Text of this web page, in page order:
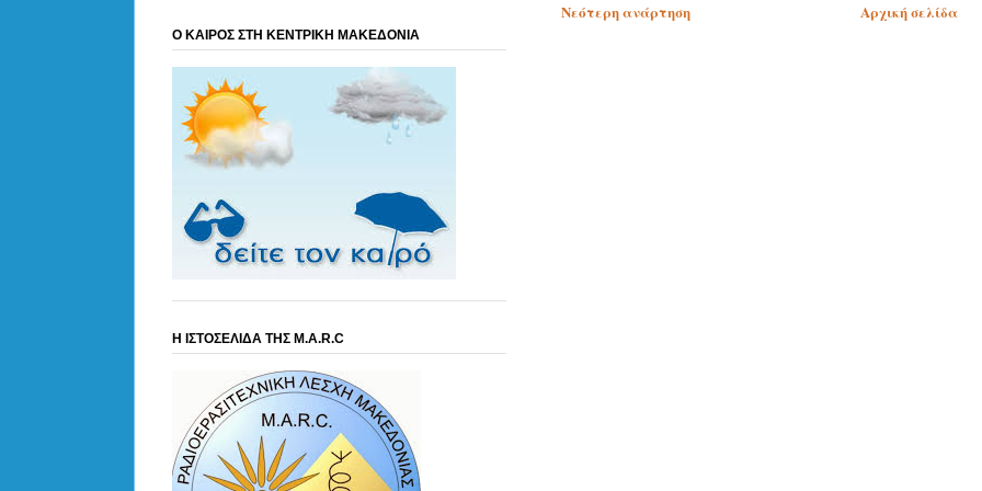
Νεότερη ανάρτηση Αρχική σελίδα
Ο ΚΑΙΡΟΣ ΣΤΗ ΚΕΝΤΡΙΚΗ ΜΑΚΕΔΟΝΙΑ
Η ΙΣΤΟΣΕΛΙΔΑ ΤΗΣ M.A.R.C